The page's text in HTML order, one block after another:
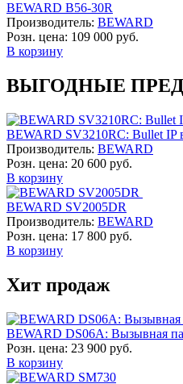
BEWARD B56-30R
Производитель: BEWARD
Розн. цена: 109 000 руб.
В корзину
ВЫГОДНЫЕ
BEWARD SV3210RC: Bullet IP
Производитель: BEWARD
Розн. цена: 20 600 руб.
В корзину
BEWARD SV2005DR
Производитель: BEWARD
Розн. цена: 17 800 руб.
В корзину
Хит продаж
BEWARD DS06A: Вызывная
Розн. цена: 23 900 руб.
В корзину